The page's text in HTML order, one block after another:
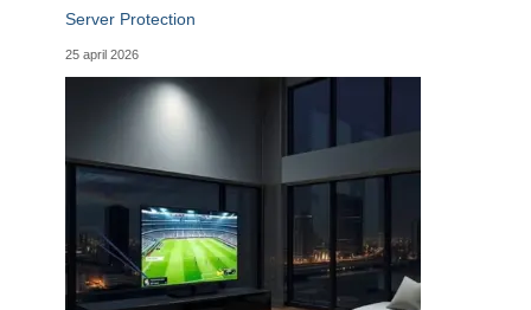
Server Protection
25 april 2026